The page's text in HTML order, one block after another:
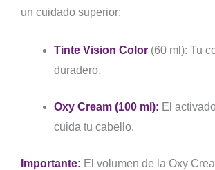
un cuidado superior:
Tinte Vision Color (60 ml): Tu
duradero.
Oxy Cream (100 ml): El
cuida tu cabello.
Importante: El volumen de la Oxy